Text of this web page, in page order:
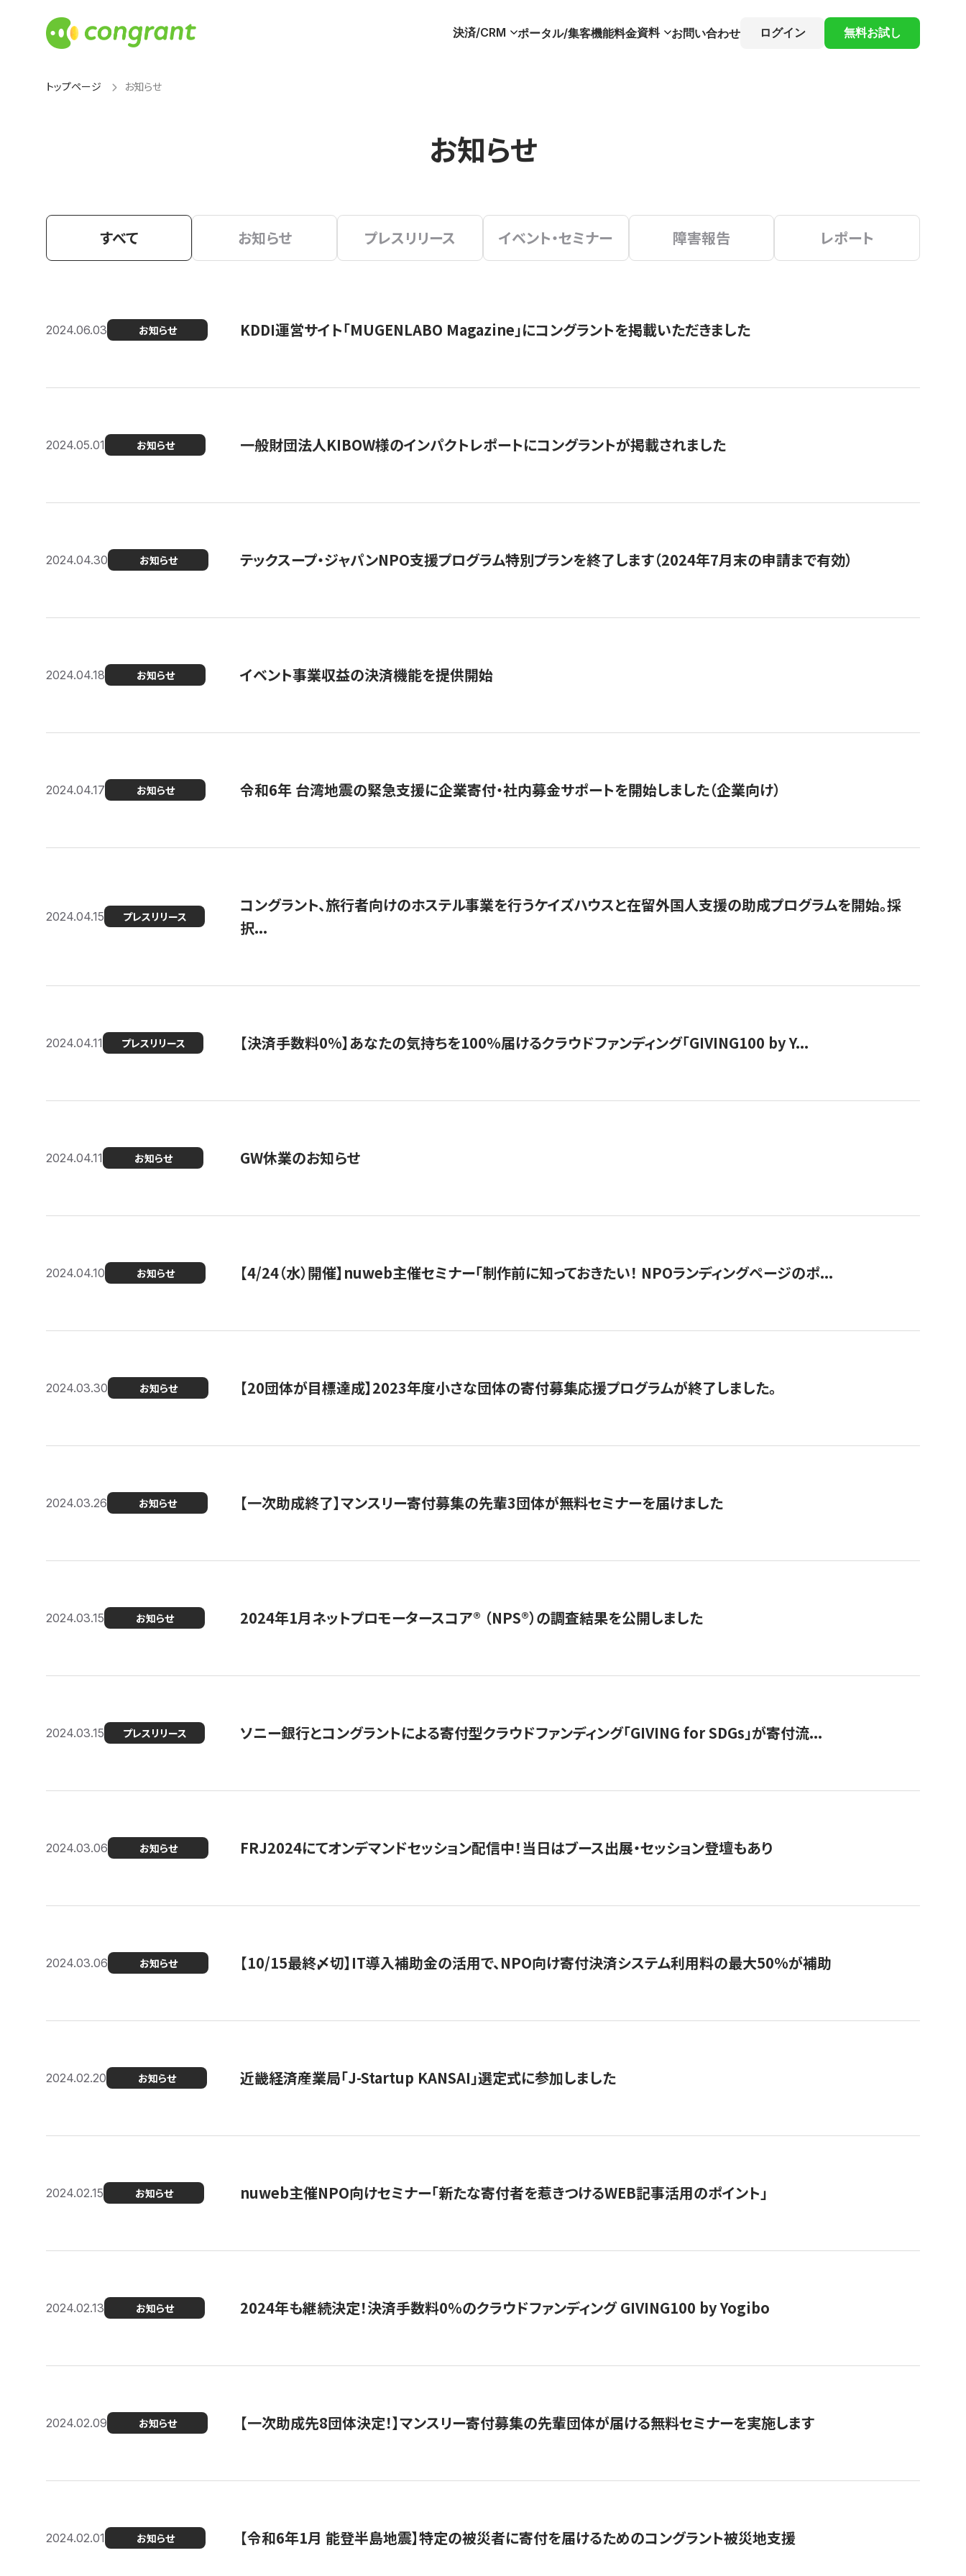
決済/CRM ポータル/集客機能料金資料 お問い合わせ ログイン 無料お試し
トップページ お知らせ
お知らせ
すべて お知らせ プレスリリース イベント・セミナー 障害報告 レポート
2024.06.03 お知らせ KDDI運営サイト「MUGENLABO Magazine」にコングラントを掲載いただきました
2024.05.01 お知らせ 一般財団法人KIBOW様のインパクトレポートにコングラントが掲載されました
2024.04.30 お知らせ テックスープ・ジャパンNPO支援プログラム特別プランを終了します（2024年7月末の申請まで有効）
2024.04.18 お知らせ イベント事業収益の決済機能を提供開始
2024.04.17 お知らせ 令和6年 台湾地震の緊急支援に企業寄付・社内募金サポートを開始しました（企業向け）
2024.04.15 プレスリリース
コングラント、旅行者向けのホステル事業を行うケイズハウスと在留外国人支援の助成プログラムを開始。採
択...
2024.04.11 プレスリリース 【決済手数料0%】あなたの気持ちを100％届けるクラウドファンディング「GIVING100 by Y...
2024.04.11 お知らせ GW休業のお知らせ
2024.04.10 お知らせ 【4/24（水）開催】nuweb主催セミナー「制作前に知っておきたい！ NPOランディングページのポ...
2024.03.30 お知らせ 【20団体が目標達成】2023年度小さな団体の寄付募集応援プログラムが終了しました。
2024.03.26 お知らせ 【一次助成終了】マンスリー寄付募集の先輩3団体が無料セミナーを届けました
2024.03.15 お知らせ 2024年1月ネットプロモータースコア®︎ （NPS®︎）の調査結果を公開しました
2024.03.15 プレスリリース ソニー銀行とコングラントによる寄付型クラウドファンディング「GIVING for SDGs」が寄付流...
2024.03.06 お知らせ FRJ2024にてオンデマンドセッション配信中！当日はブース出展・セッション登壇もあり
2024.03.06 お知らせ 【10/15最終〆切】IT導入補助金の活用で、NPO向け寄付決済システム利用料の最大50%が補助
2024.02.20 お知らせ 近畿経済産業局「J-Startup KANSAI」選定式に参加しました
2024.02.15 お知らせ nuweb主催NPO向けセミナー「新たな寄付者を惹きつけるWEB記事活用のポイント」
2024.02.13 お知らせ 2024年も継続決定！決済手数料0％のクラウドファンディング GIVING100 by Yogibo
2024.02.09 お知らせ 【一次助成先8団体決定！】マンスリー寄付募集の先輩団体が届ける無料セミナーを実施します
2024.02.01 お知らせ 【令和6年1月 能登半島地震】特定の被災者に寄付を届けるためのコングラント被災地支援